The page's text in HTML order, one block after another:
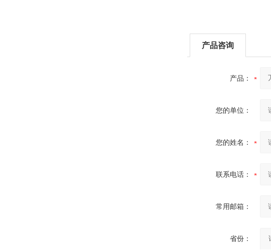
产品咨询
产品：
您的单位：
您的姓名：
联系电话：
常用邮箱：
省份：